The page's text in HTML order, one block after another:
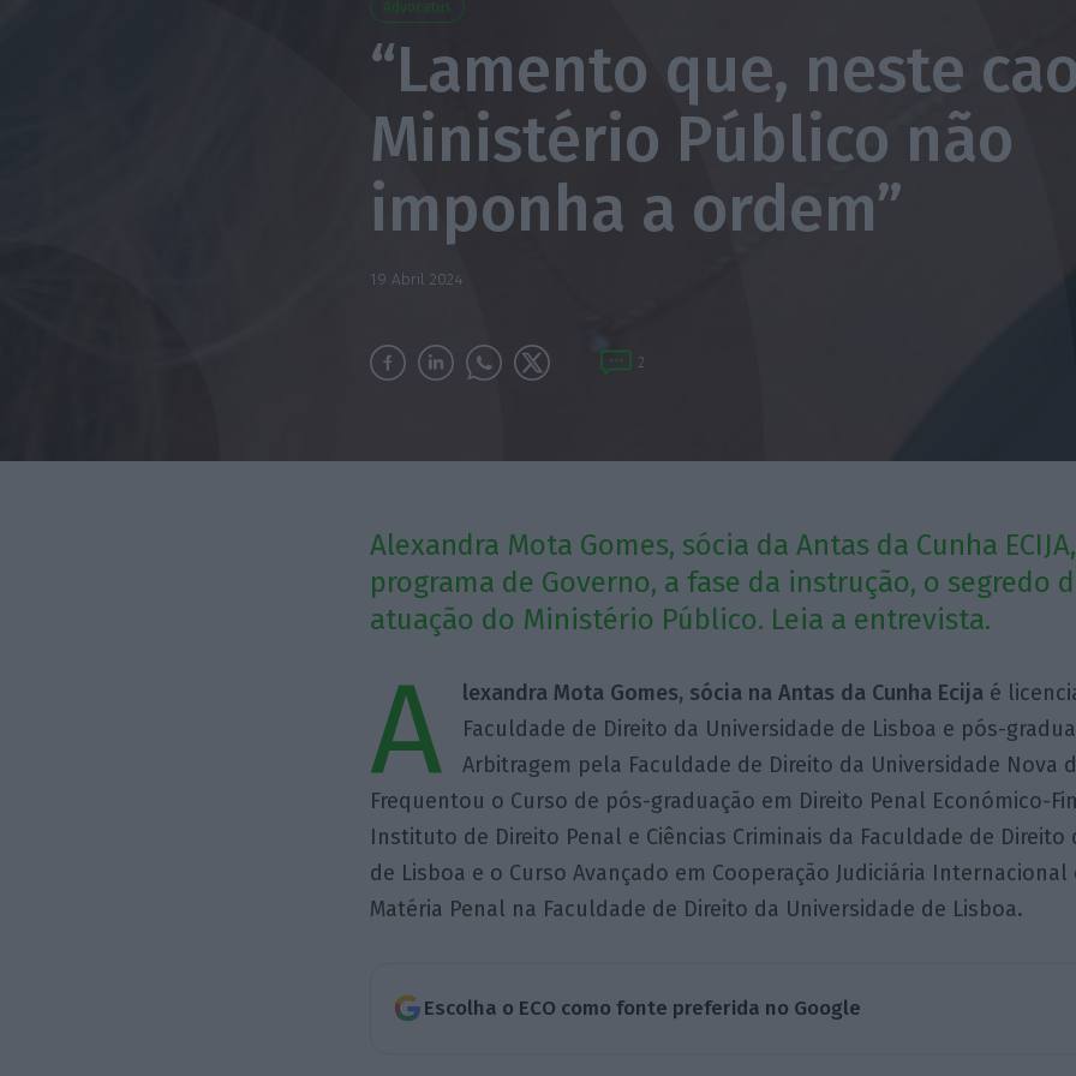
Advocatus
“Lamento que, neste
Ministério Público não
imponha a ordem”
19 Abril 2024
2
Alexandra Mota Gomes, sócia da Antas da Cunha
programa de Governo, a fase da instrução, o segredo
atuação do Ministério Público. Leia a entrevista.
A lexandra Mota Gomes, sócia na Antas da Cunha Ecija é
Faculdade de Direito da Universidade de Lisboa e pós-
Arbitragem pela Faculdade de Direito da Universidade Nova
Frequentou o Curso de pós-graduação em Direito Penal Económico-
Instituto de Direito Penal e Ciências Criminais da Faculdade de Direito
de Lisboa e o Curso Avançado em Cooperação Judiciária Internacional
Matéria Penal na Faculdade de Direito da Universidade de Lisboa.
Escolha o ECO como fonte preferida no Google